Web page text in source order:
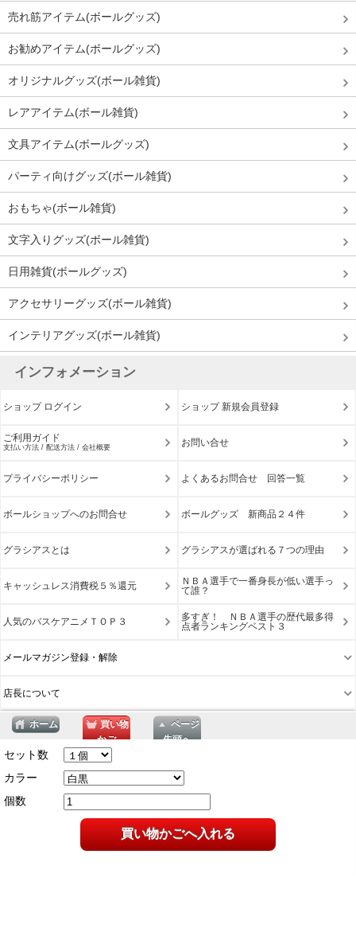
セット数
カラー
個数
買い物かごへ入れる
売れ筋アイテム(ボールグッズ)
お勧めアイテム(ボールグッズ)
オリジナルグッズ(ボール雑貨)
レアアイテム(ボール雑貨)
文具アイテム(ボールグッズ)
パーティ向けグッズ(ボール雑貨)
おもちゃ(ボール雑貨)
文字入りグッズ(ボール雑貨)
日用雑貨(ボールグッズ)
アクセサリーグッズ(ボール雑貨)
インテリアグッズ(ボール雑貨)
インフォメーション
ショップ ログイン ショップ 新規会員登録
ご利用ガイド
支払い方法 / 配送方法 / 会社概要 お問い合せ
プライバシーポリシー よくあるお問合せ 回答一覧
ボールショップへのお問合せ ボールグッズ 新商品２４件
グラシアスとは グラシアスが選ばれる７つの理由
キャッシュレス消費税５％還元
ＮＢＡ選手で一番身長が低い選手っ
て誰？
人気のバスケアニメＴＯＰ３
多すぎ！ ＮＢＡ選手の歴代最多得
点者ランキングベスト３
メールマガジン登録・解除
店長について
ホーム
買い物
かご
ページ
先頭へ
表示切替 : スマートフォン |